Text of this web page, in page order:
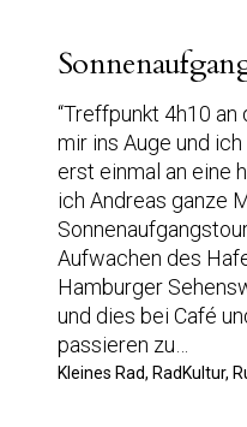
“Treffpunkt 4h10 an
mir ins Auge und
erst einmal an eine
ich Andreas ganze
Aufwachen des
Hamburger
und dies bei Café
passieren zu…
Kleines Rad, RadKultur,